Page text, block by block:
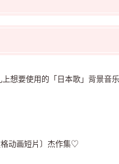
想要使用的「日本歌」背景音
动画短片〕杰作集♡